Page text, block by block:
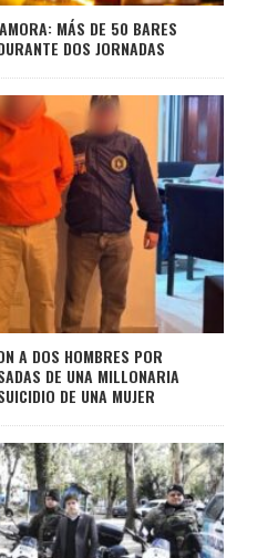
MÁS DE 50 BARES
DOS JORNADAS
A DOS HOMBRES POR
DE UNA MILLONARIA
DE UNA MUJER